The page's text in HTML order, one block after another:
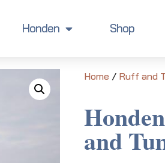
Honden Shop
Home / Ruff and
and